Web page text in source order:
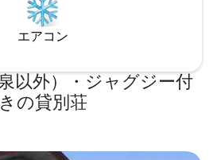
エアコン
以外）・ジャグジー付
きの貸別荘